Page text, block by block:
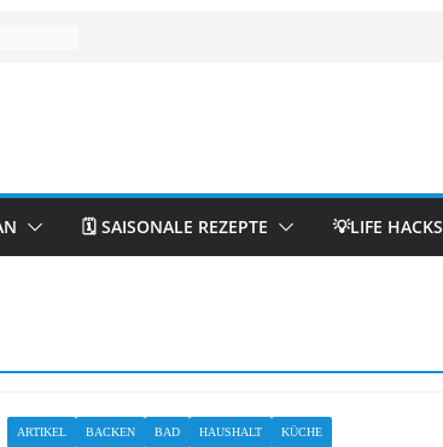
🗓️ SAISONALE REZEPTE 💡LIFE HACKS
ARTIKEL BACKEN BAD HAUSHALT KÜCHE